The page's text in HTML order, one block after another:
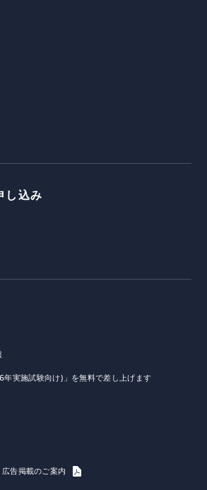
し込み
年実施試験向け)」を無料で差し上げます
告掲載のご案内